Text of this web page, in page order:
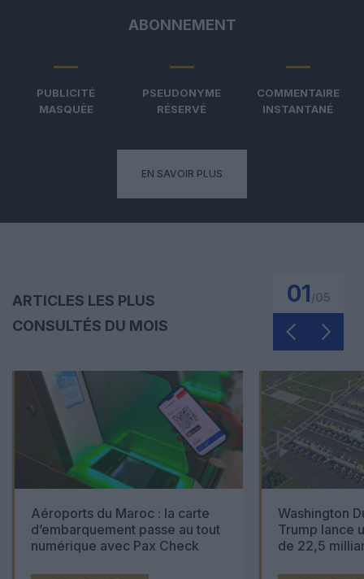
ABONNEMENT
PUBLICITÉ
MASQUÉE
PSEUDONYME
RÉSERVÉ
COMMENTAIRE
INSTANTANÉ
EN SAVOIR PLUS
ARTICLES LES PLUS
CONSULTÉS DU MOIS
01
Aéroports du Maroc : la carte
d’embarquement passe au tout
numérique avec Pax Check
Washington
Trump lance
de 22,5